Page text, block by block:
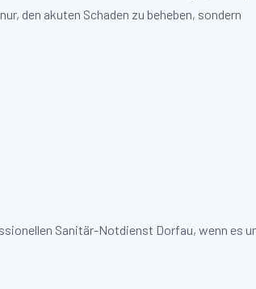
den akuten Schaden zu beheben, sondern
Sanitär-Notdienst Dorfau, wenn es